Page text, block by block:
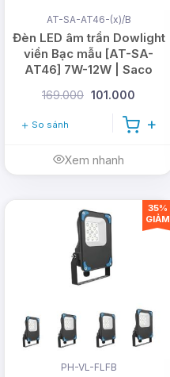
AT-SA-AT46-(x)/B
Đèn LED âm trần Dowlight
viền Bạc mẫu [AT-SA-
AT46] 7W-12W | Saco
169.000 101.000
So sánh
Xem nhanh
PH-VL-FLFB
35%
GIẢM